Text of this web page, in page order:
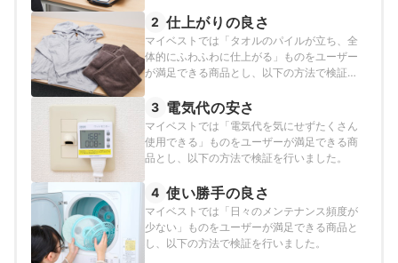
2 仕上がりの良さ
マイベストでは「タオルのパイルが立ち、全
体的にふわふわに仕上がる」ものをユーザー
が満足できる商品とし、以下の方法で検証を
3 電気代の安さ
マイベストでは「電気代を気にせずたくさん
使用できる」ものをユーザーが満足できる商
品とし、以下の方法で検証を行いました。
4 使い勝手の良さ
マイベストでは「日々のメンテナンス頻度が
少ない」ものをユーザーが満足できる商品と
し、以下の方法で検証を行いました。